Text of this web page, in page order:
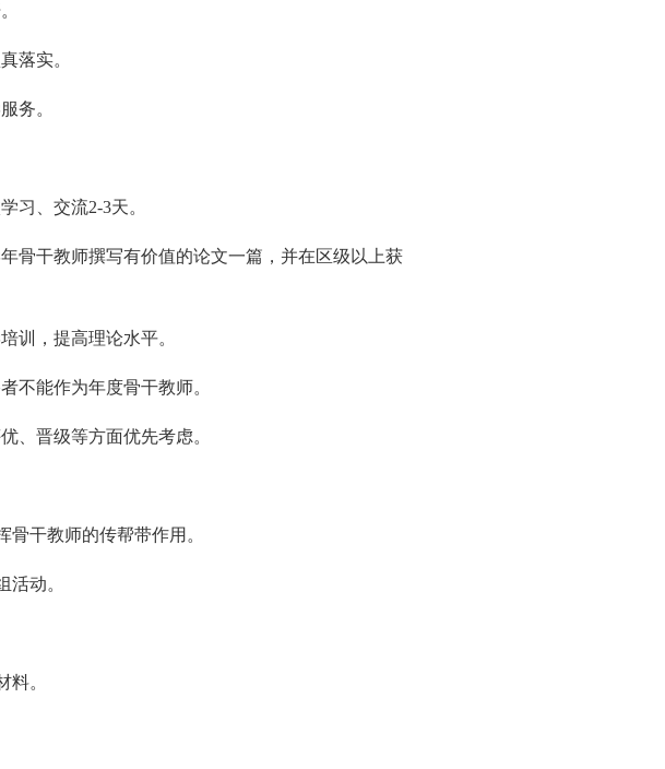
落实。
务。
、交流2-3天。
干教师撰写有价值的论文一篇，并在区级以上获
，提高理论水平。
能作为年度骨干教师。
晋级等方面优先考虑。
干教师的传帮带作用。
动。
。